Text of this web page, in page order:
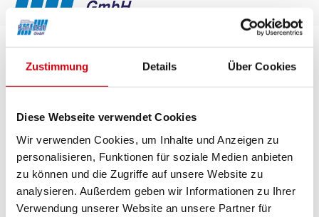
Zustimmung Details Über Cookies
Diese Webseite verwendet Cookies
Wir verwenden Cookies, um Inhalte und Anzeigen zu
personalisieren, Funktionen für soziale Medien anbieten
zu können und die Zugriffe auf unsere Website zu
analysieren. Außerdem geben wir Informationen zu Ihrer
Verwendung unserer Website an unsere Partner für
Sie sind hier: »Einfach mal lüften, ohne lästige
Insekten in der Wohnung?
am
Einfach mal lüften, ohne lästige
Insekten in der Wohnung?
Insektenschutz von WAREMA macht jeden Raum zur
insektenfreien Zone – wirkungsvoll, elegant und komfortabel. Die
Lösungen von WAREMA gibt es für den Innen- und
Außenbereich. Die Systeme werden maßgefertigt und können